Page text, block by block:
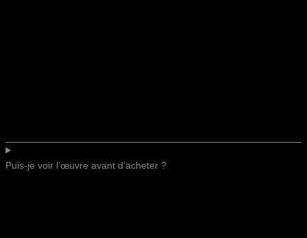
Puis-je voir l’œuvre avant d’acheter ?